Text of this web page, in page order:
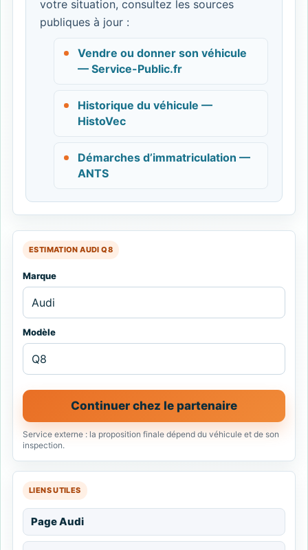
votre situation, consultez les sources
publiques à jour :
Vendre ou donner son véhicule
— Service-Public.fr
Historique du véhicule —
HistoVec
Démarches d’immatriculation —
ANTS
ESTIMATION AUDI Q8
Marque
Modèle
Continuer chez le partenaire
Service externe : la proposition finale dépend du véhicule et de son
inspection.
LIENS UTILES
Page Audi